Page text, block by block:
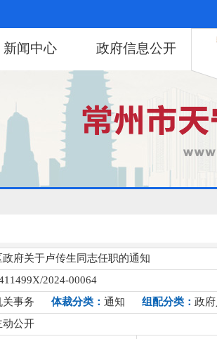
新闻中心 政府信息公开
政府关于卢传生同志任职的通知
2024-00064
关事务 体裁分类： 通知 组配分类： 政
动公开